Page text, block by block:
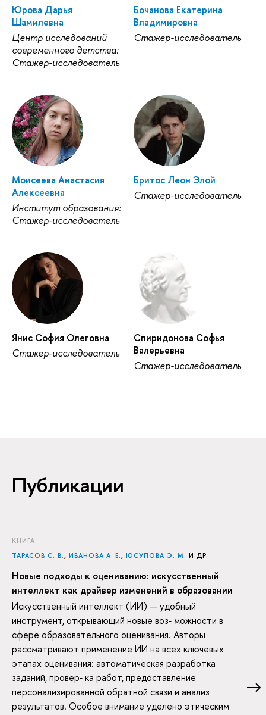
Юрова Дарья
Шамилевна
Центр исследований
современного детства:
Стажер-исследователь
Бочанова Екатерина
Владимировна
Стажер-исследователь
Моисеева Анастасия
Алексеевна
Институт образования:
Стажер-исследователь
Бритос Леон Элой
Стажер-исследователь
Янис София Олеговна
Стажер-исследователь
Спиридонова Софья
Валерьевна
Стажер-исследователь
Публикации
КНИГА
ТАРАСОВ С. В.
ИВАНОВА А. Е. ,ЮСУПОВА Э. М. И ДР.
Новые подходы к оцениванию: искусственный
интеллект как драйвер изменений в образовании
Искусственный интеллект (ИИ) — удобный
инструмент, открывающий новые воз‑ можности в
сфере образовательного оценивания. Авторы
рассматривают применение ИИ на всех ключевых
этапах оценивания: автоматическая разработка
заданий, провер‑ ка работ, предоставление
персонализированной обратной связи и анализ
результатов. Особое внимание уделено этическим